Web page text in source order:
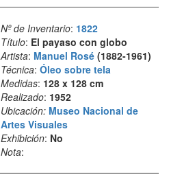
Nº de Inventario: 1822
Título: El payaso con globo
Artista: Manuel Rosé(1882-1961)
Técnica: Óleo sobre tela
Medidas: 128 x 128 cm
Realizado: 1952
Ubicación: Museo Nacional de
Artes Visuales
Exhibición: No
Nota: